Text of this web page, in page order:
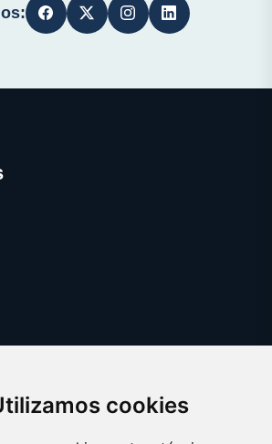
cookies